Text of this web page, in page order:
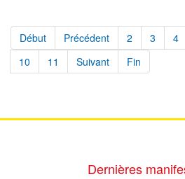
Début Précédent 2 3 4
10
11 Suivant Fin
Dernières